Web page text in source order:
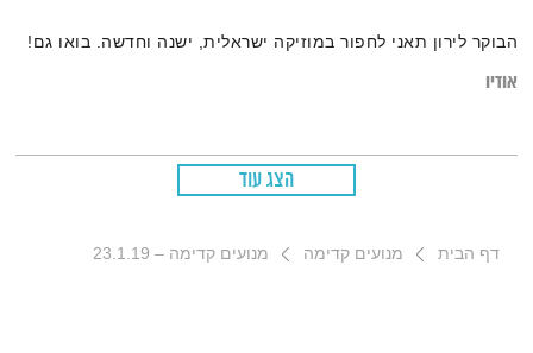
הבוקר לירון תאני לחפור במוזיקה ישראלית, ישנה וחדשה. בואו גם!
אודיו
הצג עוד
דף הבית מנועים קדימה מנועים קדימה – 23.1.19